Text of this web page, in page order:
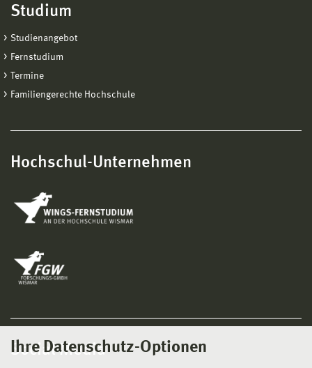
Ihre Datenschutz-Optionen
Studium
Studienangebot
Fernstudium
Termine
Familiengerechte Hochschule
Hochschul-Unternehmen
Social Media